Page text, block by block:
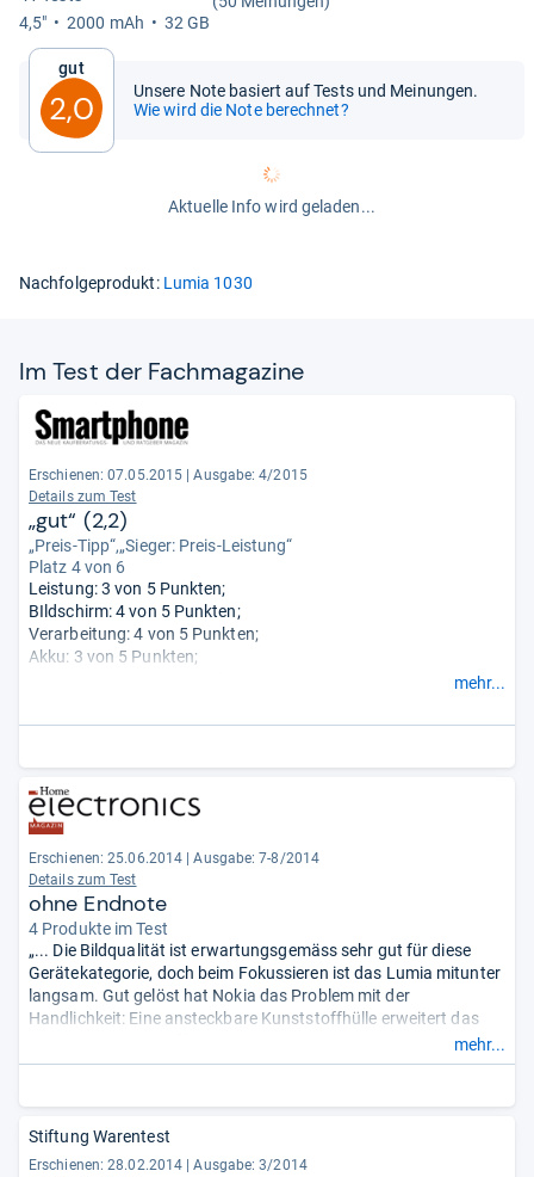
4,5"
2000 mAh 32 GB
Gut
2,0
Unsere Note basiert auf Tests und Meinungen.
Wie wird die Note berechnet?
Aktuelle Info wird geladen...
Nachfolgeprodukt: Lumia 1030
Im Test der Fach­ma­ga­zine
Erschienen: 07.05.2015
Ausgabe: 4/2015
Details zum Test
„gut“ (2,2)
„Preis-Tipp“,„Sieger: Preis-Leistung“
Platz 4 von 6
Leistung: 3 von 5 Punkten;
BIldschirm: 4 von 5 Punkten;
Verarbeitung: 4 von 5 Punkten;
Akku: 3 von 5 Punkten;
Haptik: 4 von 5 Punkten;
mehr...
Erschienen: 25.06.2014
Ausgabe: 7-8/2014
Details zum Test
ohne Endnote
4 Produkte im Test
„... Die Bildqualität ist erwartungsgemäss sehr gut für diese
Gerätekategorie, doch beim Fokussieren ist das Lumia mitunter
langsam. Gut gelöst hat Nokia das Problem mit der
Handlichkeit: Eine ansteckbare Kunststoffhülle erweitert das
Handy um einen Griff, einen Auslöser und ein Stativgewinde.
Überzeugend ist auch die App ... die so viele klassische
Konkurrenzmodell.“
mehr...
Stiftung Warentest
Erschienen: 28.02.2014
Ausgabe: 3/2014